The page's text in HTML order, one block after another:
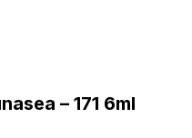
– 171 6ml